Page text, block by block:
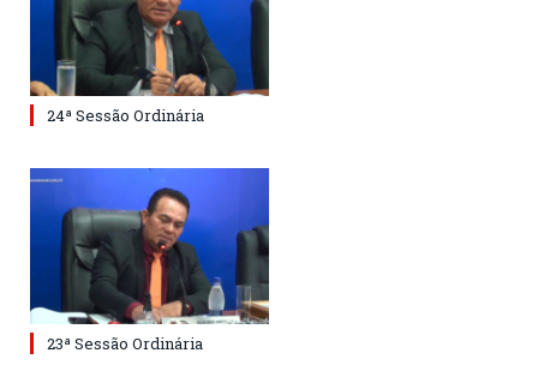
24ª Sessão Ordinária
23ª Sessão Ordinária